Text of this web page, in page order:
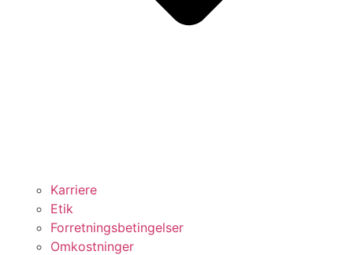
Karriere
Etik
Forretningsbetingelser
Omkostninger